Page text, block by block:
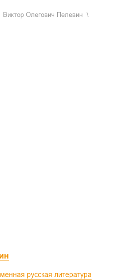
Виктор Олегович Пелевин
русская литература